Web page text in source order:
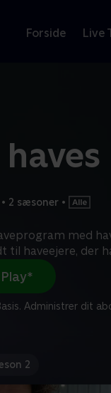
Forside Live
• 2 sæsoner •
med
til haveejere, der
Administrer dit
2